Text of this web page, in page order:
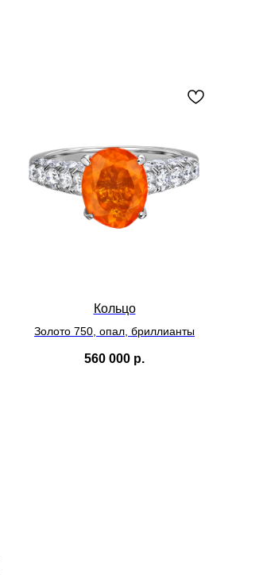
Кольцо
Золото 750, опал, бриллианты
560 000 р.